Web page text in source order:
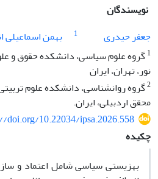
نویسندگان
جعفر حیدری
1 بهمن اسماعیلی
1گروه علوم سیاسی، دانشکده حقوق و
نور، تهران، ایران
2گروه روانشناسی، دانشکده علوم
محقق اردبیلی، ایران.
doi.org/10.22034/ipsa.2026.558
چکیده
بهزیستی سیاسی شامل اعتماد و